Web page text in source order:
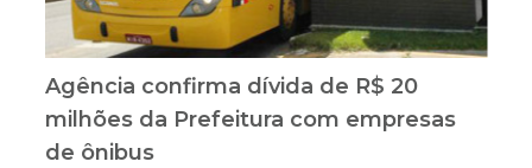
Agência confirma dívida de R$ 20
milhões da Prefeitura com empresas
de ônibus